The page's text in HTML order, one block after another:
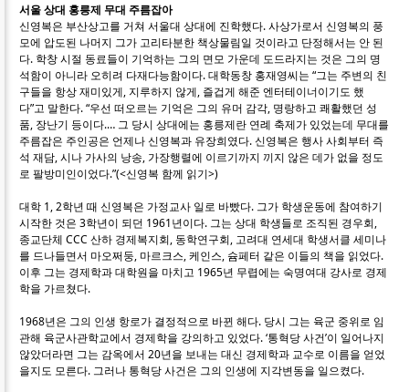
서울 상대 홍릉제 무대 주름잡아
신영복은 부산상고를 거쳐 서울대 상대에 진학했다. 사상가로서 신영복의 풍
모에 압도된 나머지 그가 고리타분한 책상물림일 것이라고 단정해서는 안 된
다. 학창 시절 동료들이 기억하는 그의 면모 가운데 도드라지는 것은 그의 명
석함이 아니라 오히려 다재다능함이다. 대학동창 홍재영씨는 “그는 주변의 친
구들을 항상 재미있게, 지루하지 않게, 즐겁게 해준 엔터테이너이기도 했
다”고 말한다. “우선 떠오르는 기억은 그의 유머 감각, 명랑하고 쾌활했던 성
품, 장난기 등이다.… 그 당시 상대에는 홍릉제란 연례 축제가 있었는데 무대를
주름잡은 주인공은 언제나 신영복과 유장희였다. 신영복은 행사 사회부터 즉
석 재담, 시나 가사의 낭송, 가장행렬에 이르기까지 끼지 않은 데가 없을 정도
로 팔방미인이었다.”(<신영복 함께 읽기>)
대학 1, 2학년 때 신영복은 가정교사 일로 바빴다. 그가 학생운동에 참여하기
시작한 것은 3학년이 되던 1961년이다. 그는 상대 학생들로 조직된 경우회,
종교단체 CCC 산하 경제복지회, 동학연구회, 고려대 연세대 학생서클 세미나
를 드나들면서 마오쩌둥, 마르크스, 케인스, 슘페터 같은 이들의 책을 읽었다.
이후 그는 경제학과 대학원을 마치고 1965년 무렵에는 숙명여대 강사로 경제
학을 가르쳤다.
1968년은 그의 인생 항로가 결정적으로 바뀐 해다. 당시 그는 육군 중위로 임
관해 육군사관학교에서 경제학을 강의하고 있었다. ‘통혁당 사건’이 일어나지
않았더라면 그는 감옥에서 20년을 보내는 대신 경제학과 교수로 이름을 얻었
을지도 모른다. 그러나 통혁당 사건은 그의 인생에 지각변동을 일으켰다.